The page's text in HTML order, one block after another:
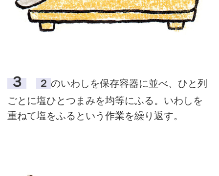
３ ２ のいわしを保存容器に並べ、ひと列
ごとに塩ひとつまみを均等にふる。いわしを
重ねて塩をふるという作業を繰り返す。